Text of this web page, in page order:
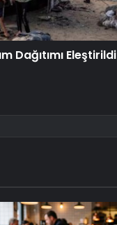
Dağıtımı Eleştirildi